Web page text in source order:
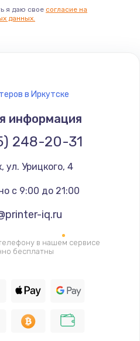
руб.
охлаждения
руб.
матрицы
руб.
я даю свое согласие на
данных.
в Иркутске
информация
248-20-31
, ул. Урицкого, 4
с 9:00 до 21:00
iq.ru
в нашем сервисе
бесплатны